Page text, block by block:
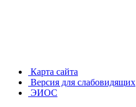
Карта сайта
Версия для слабовидящих
ЭИОС